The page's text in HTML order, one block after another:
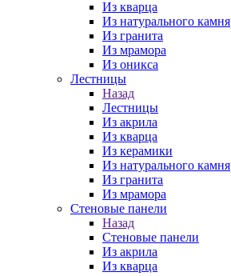
Из кварца
Из натурального камня
Из гранита
Из мрамора
Из оникса
Лестницы
Назад
Лестницы
Из акрила
Из кварца
Из керамики
Из натурального камня
Из гранита
Из мрамора
Стеновые панели
Назад
Стеновые панели
Из акрила
Из кварца